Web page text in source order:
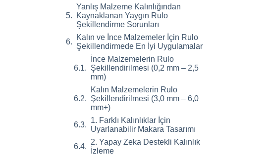
Yanlış Malzeme Kalınlığından
Kaynaklanan Yaygın Rulo
Şekillendirme Sorunları
Kalın ve İnce Malzemeler İçin Rulo
Şekillendirmede En İyi Uygulamalar
İnce Malzemelerin Rulo
Şekillendirilmesi (0,2 mm – 2,5
mm)
Kalın Malzemelerin Rulo
Şekillendirilmesi (3,0 mm – 6,0
mm+)
1. Farklı Kalınlıklar İçin
Uyarlanabilir Makara Tasarımı
2. Yapay Zeka Destekli Kalınlık
İzleme